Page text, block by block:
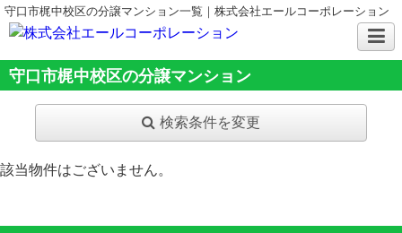
守口市梶中校区の分譲マンション一覧｜株式会社エールコーポレーション
守口市梶中校区の分譲マンション
検索条件を変更
該当物件はございません。